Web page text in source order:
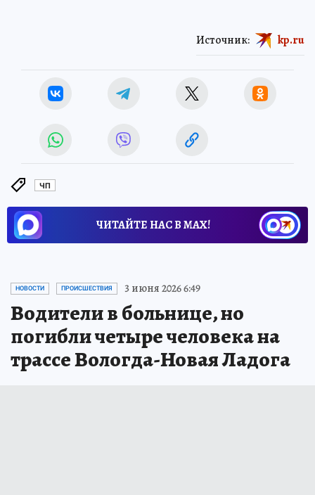
Источник: kp.ru
ЧП
ЧИТАЙТЕ НАС В МАХ!
НОВОСТИ ПРОИСШЕСТВИЯ 3 июня 2026 6:49
Водители в больнице, но
погибли четыре человека на
трассе Вологда-Новая Ладога